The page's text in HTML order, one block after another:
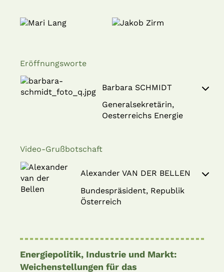
Eröffnungsworte
Barbara SCHMIDT
Generalsekretärin,
Oesterreichs Energie
Video-Grußbotschaft
Alexander VAN DER BELLEN
Bundespräsident, Republik
Österreich
Energiepolitik, Industrie und Markt:
Weichenstellungen für das